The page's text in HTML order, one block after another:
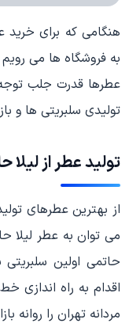
هنگامی که برای
به فروشگاه‌ ها می‌
عطرها قدرت جلب توجه
تولیدی سلبریتی‌ ها و
تولید عطر از لیلا
از بهترین عطرهای
می‌ توان به عطر لیلا
حاتمی اولین سلبریتی
اقدام به راه اندازی
مردانه تهران را روانه